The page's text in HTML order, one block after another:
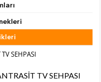
2
SEHPASI
TV SEHPASI